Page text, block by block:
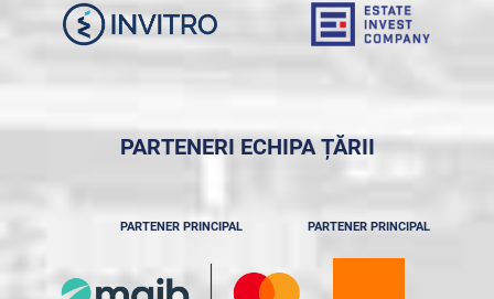
PARTENERI ECHIPA ȚĂRII
PARTENER PRINCIPAL PARTENER PRINCIPAL